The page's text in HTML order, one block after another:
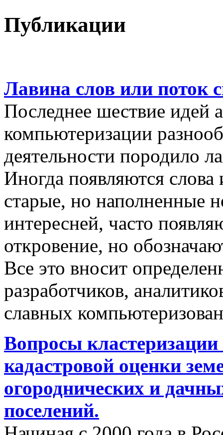
Публикации
Лавина слов или поток
Последнее шествие идей
компьютеризации
деятельности породило
Иногда появляются
старые, но наполненные
интересней, часто
откровение, но
Все это вносит
разработчиков,
славных
Вопросы кластеризации
кадастровой оценки
огороднических и
поселений.